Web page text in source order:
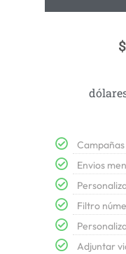
$
Envios
Filtro
Adjuntar